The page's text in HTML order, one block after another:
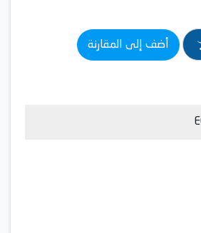
أضف إلى المقارنة